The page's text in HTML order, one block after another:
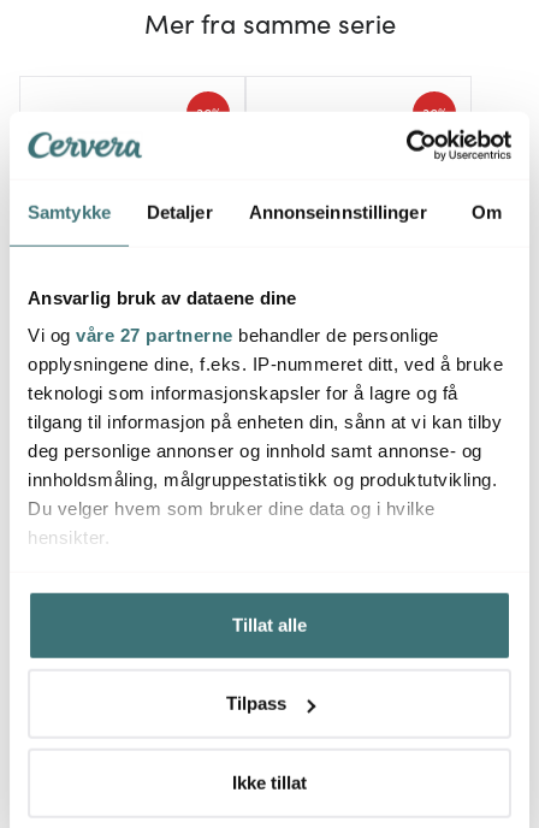
Samtykke Detaljer Annonseinnstillinger Om
Ansvarlig bruk av dataene dine
Vi og våre 27 partnerne behandler de personlige
opplysningene dine, f.eks. IP-nummeret ditt, ved å bruke
teknologi som informasjonskapsler for å lagre og få
tilgang til informasjon på enheten din, sånn at vi kan tilby
deg personlige annonser og innhold samt annonse- og
innholdsmåling, målgruppestatistikk og produktutvikling.
Du velger hvem som bruker dine data og i hvilke
hensikter.
Hvis du gir oss lov, vil vi også gjerne:
Innhente informasjon om den geografiske
beliggenheten din, som kan være nøyaktig innenfor
Identifisere enheten din ved å aktivt skanne den for
kan du lese om hvordan dine personlige
Tillat alle
Tilpass
Ikke tillat
Mer fra samme serie
Aida
Connoisseur
Extravagant
hvitvinsglass 40,5 cl 4
stk
701 kr
36%
På lager
Aida
Connoisseur
Extravagant mørk
rødvinsglass 64,5 cl 4
stk
701 kr 1099 kr
36%
Få på lager
Du kanskje også liker